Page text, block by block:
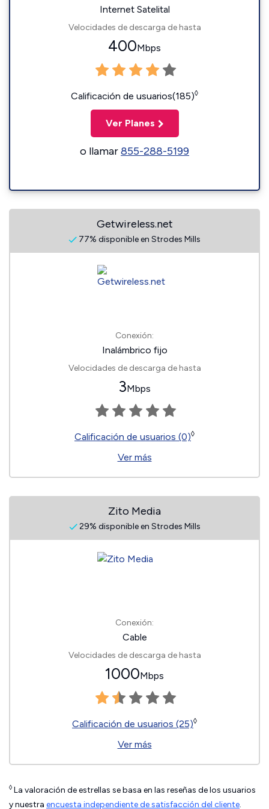
Internet Satelital
Velocidades de descarga de hasta
400Mbps
Calificación de usuarios(185)◊
Ver Planes
o llamar855-288-5199
Getwireless.net
77% disponible en Strodes Mills
Conexión:
Inalámbrico fijo
Velocidades de descarga de hasta
3Mbps
Calificación de usuarios (0)◊
Ver más
Zito Media
29% disponible en Strodes Mills
Conexión:
Cable
Velocidades de descarga de hasta
1000Mbps
Calificación de usuarios (25)◊
Ver más
◊ La valoración de estrellas se basa en las reseñas de los usuarios
y nuestra encuesta independiente de satisfacción del cliente.